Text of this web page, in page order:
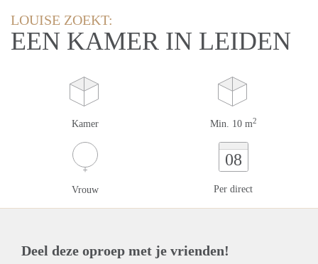
LOUISE ZOEKT:
EEN KAMER IN LEIDEN
Kamer Min. 10 m2
Vrouw
08
Per direct
Deel deze oproep met je vrienden!